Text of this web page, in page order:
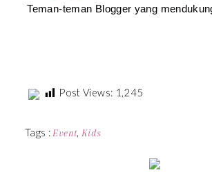
Teman-teman Blogger yang
Post Views: 1,245
Tags : Event, Kids